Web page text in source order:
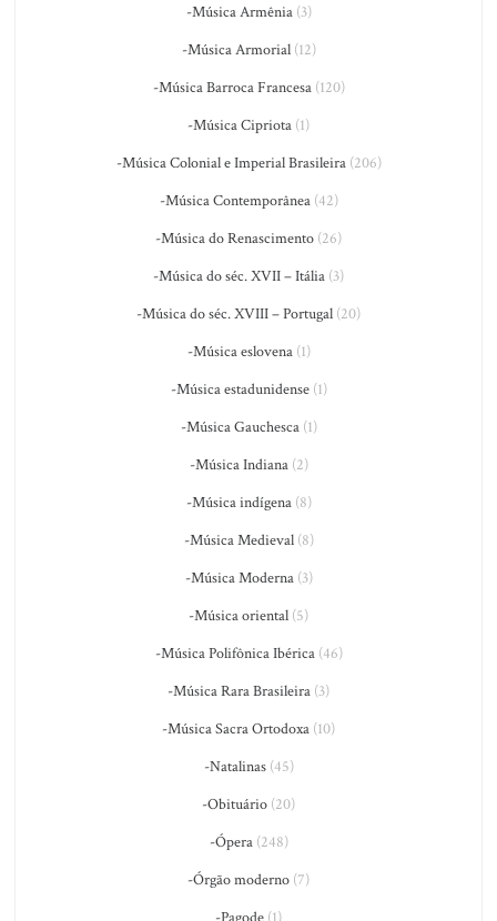
-Música Armênia(3)
-Música Armorial(12)
-Música Barroca Francesa(120)
-Música Cipriota (1)
-Música Colonial e Imperial Brasileira(206)
-Música Contemporânea(42)
-Música do Renascimento (26)
-Música do séc. XVII – Itália (3)
-Música do séc. XVIII – Portugal (20)
-Música eslovena(1)
-Música estadunidense(1)
-Música Gauchesca(1)
-Música Indiana(2)
-Música indígena(8)
-Música Medieval(8)
-Música Moderna(3)
-Música oriental (5)
-Música Polifônica Ibérica(46)
-Música Rara Brasileira (3)
-Música Sacra Ortodoxa (10)
-Natalinas(45)
-Obituário (20)
-Ópera(248)
-Órgão moderno (7)